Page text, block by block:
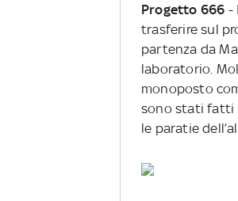
Progetto 666 -
trasferire sul
partenza da
laboratorio.
monoposto
sono stati fatti
le paratie